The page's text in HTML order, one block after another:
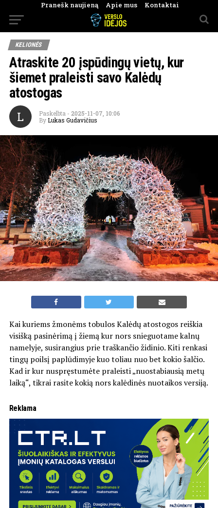
Pranešk naujieną Apie mus Kontaktai
KELIONĖS
Atraskite 20 įspūdingų vietų, kur
šiemet praleisti savo Kalėdų
atostogas
L Paskelbta - 2025-11-07, 10:06
By Lukas Gudavičius
Kai kuriems žmonėms tobulos Kalėdų atostogos reiškia
visišką pasinėrimą į žiemą kur nors snieguotame kalnų
namelyje, susirangius prie traškančio židinio. Kiti renkasi
tingų poilsį paplūdimyje kuo toliau nuo bet kokio šalčio.
Kad ir kur nuspręstumėte praleisti „nuostabiausią metų
laiką“, tikrai rasite kokią nors kalėdinės nuotaikos versiją.
Reklama